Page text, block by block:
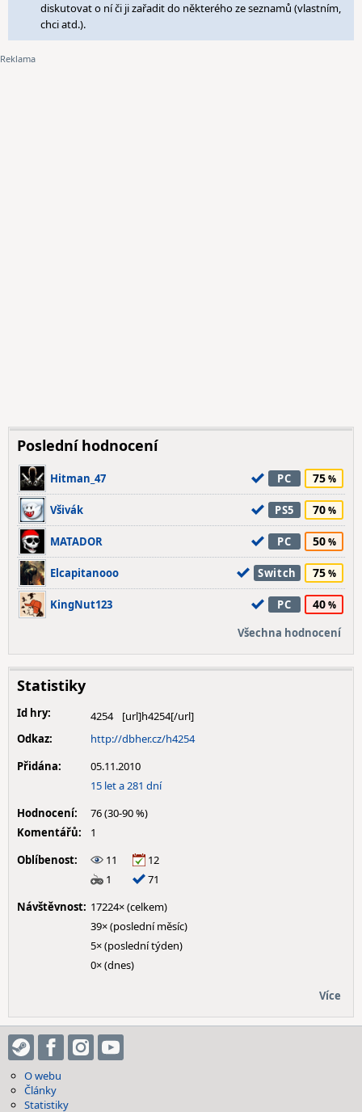
diskutovat o ní či ji zařadit do některého ze seznamů (vlastním,
chci atd.).
Poslední hodnocení
Hitman_47 PC 75
Všivák PS5 70
MATADOR PC 50
Elcapitanooo Switch 75
KingNut123 PC 40
Všechna hodnocení
Statistiky
Id hry:
4254
Odkaz:
http://dbher.cz/h4254
Přidána:
05.11.2010
15 let a 281 dní
Hodnocení:
76 (30-90 %)
Komentářů:
1
Oblíbenost:
11
12
1
71
Návštěvnost: 17224× (celkem)
39× (poslední měsíc)
5× (poslední týden)
0× (dnes)
Více
O webu
Články
Statistiky